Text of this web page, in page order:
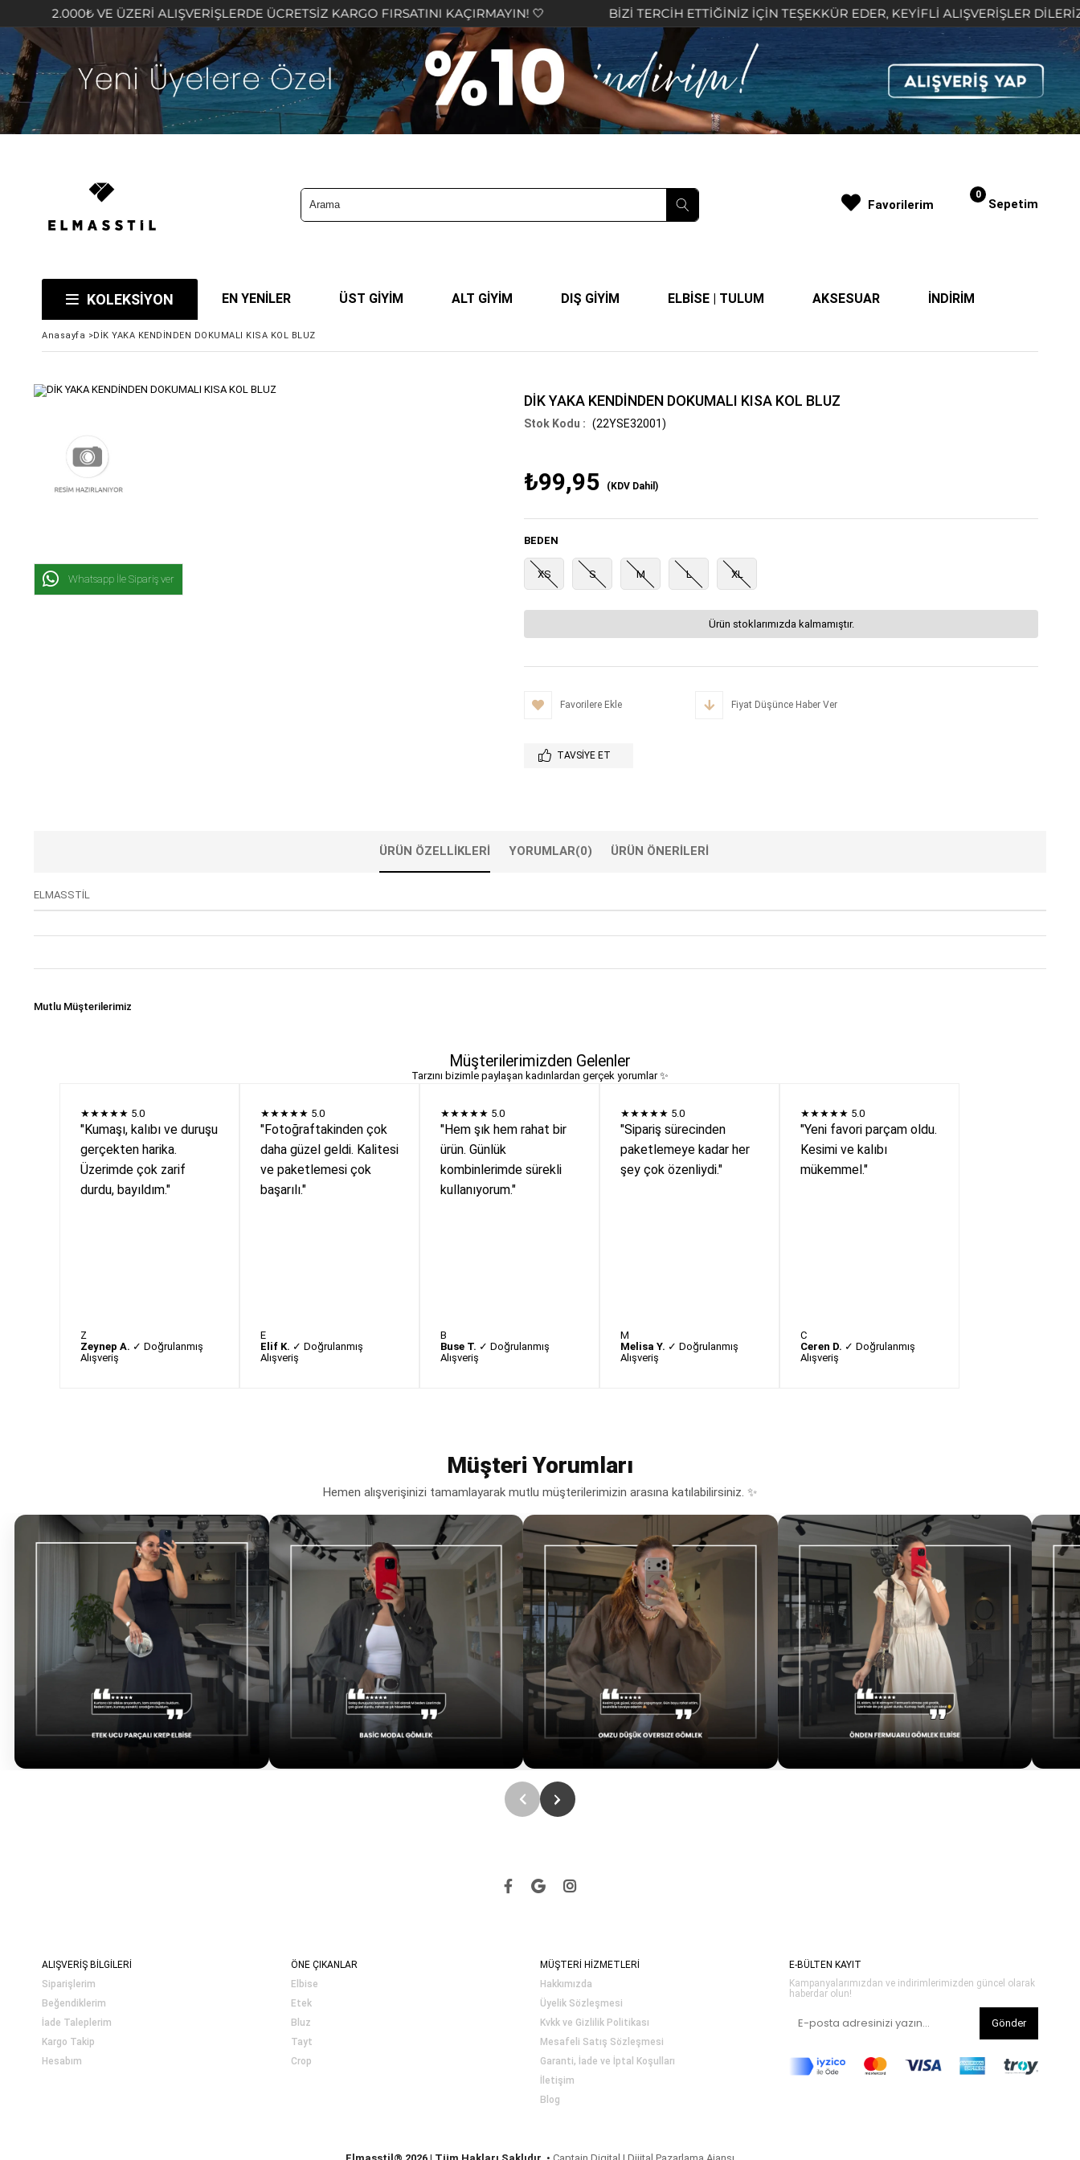
VE ÜZERİ ALIŞVERİŞLERDE ÜCRETSİZ KARGO FIRSATINI KAÇIRMAYIN! 🤍 BİZİ TERCİH ETTİĞİNİZ İÇİN TEŞEKKÜR EDER, KEYİFLİ ALIŞVERİŞLER DİLERİZ 🤍
Sepetim
0
KOLEKSİYON EN YENİLER ÜST GİYİM ALT GİYİM DIŞ GİYİM ELBİSE | TULUM AKSESUAR İNDİRİM
Favorilerim
Anasayfa >DİK YAKA KENDİNDEN DOKUMALI KISA KOL BLUZ
Whatsapp İle Sipariş ver
DİK YAKA KENDİNDEN DOKUMALI KISA KOL BLUZ
(22YSE32001)
₺99,95 (KDV Dahil)
BEDEN
XS S M L XL
Ürün stoklarımızda kalmamıştır.
Favorilere Ekle Fiyat Düşünce Haber Ver
TAVSIYE ET
ÜRÜN ÖZELLIKLERI YORUMLAR(0) ÜRÜN ÖNERILERI
ELMASSTİL
Mutlu Müşterilerimiz
Müşterilerimizden Gelenler
Tarzını bizimle paylaşan kadınlardan gerçek yorumlar ✨
★★★★★ 5.0
"Kumaşı, kalıbı ve duruşu
gerçekten harika.
Üzerimde çok zarif
durdu, bayıldım."
Z
Zeynep A. ✓ Doğrulanmış
Alışveriş
★★★★★ 5.0
"Fotoğraftakinden çok
daha güzel geldi. Kalitesi
ve paketlemesi çok
başarılı."
E
Elif K. ✓ Doğrulanmış
Alışveriş
★★★★★ 5.0
"Hem şık hem rahat bir
ürün. Günlük
kombinlerimde sürekli
kullanıyorum."
B
Buse T. ✓ Doğrulanmış
Alışveriş
★★★★★ 5.0
"Sipariş sürecinden
paketlemeye kadar her
şey çok özenliydi."
M
Melisa Y. ✓ Doğrulanmış
Alışveriş
★★★★★ 5.0
"Yeni favori parçam oldu.
Kesimi ve kalıbı
mükemmel."
C
Ceren D. ✓ Doğrulanmış
Alışveriş
Müşteri Yorumları
Hemen alışverişinizi tamamlayarak mutlu müşterilerimizin arasına katılabilirsiniz. ✨
ALIŞVERİŞ BİLGİLERİ
Siparişlerim
Beğendiklerim
İade Taleplerim
Kargo Takip
Hesabım
ÖNE ÇIKANLAR
Elbise
Etek
Bluz
Tayt
Crop
MÜŞTERİ HİZMETLERİ
Hakkımızda
Üyelik Sözleşmesi
Kvkk ve Gizlilik Politikası
Mesafeli Satış Sözleşmesi
Garanti, İade ve İptal Koşulları
İletişim
Blog
E-BÜLTEN KAYIT
Kampanyalarımızdan ve indirimlerimizden güncel olarak
haberdar olun!
Gönder